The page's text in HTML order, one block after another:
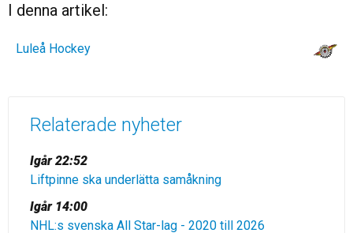
I denna artikel:
Luleå Hockey
Relaterade nyheter
Igår 22:52
Liftpinne ska underlätta samåkning
Igår 14:00
NHL:s svenska All Star-lag - 2020 till 2026